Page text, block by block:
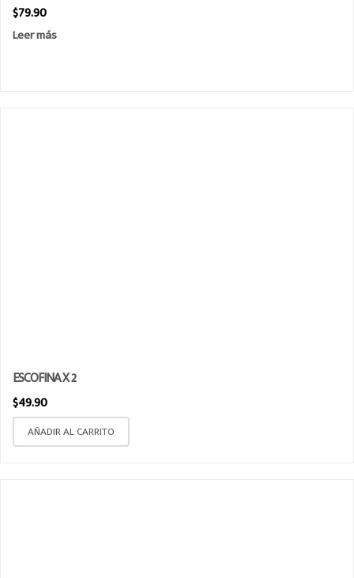
$79.90
Leer más
ESCOFINA X 2
$49.90
AÑADIR AL CARRITO